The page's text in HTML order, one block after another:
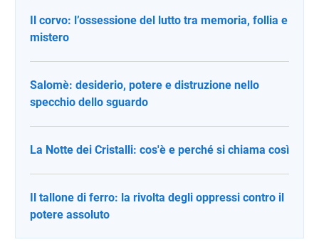
Il corvo: l’ossessione del lutto tra memoria, follia e
mistero
Salomè: desiderio, potere e distruzione nello
specchio dello sguardo
La Notte dei Cristalli: cos'è e perché si chiama così
Il tallone di ferro: la rivolta degli oppressi contro il
potere assoluto